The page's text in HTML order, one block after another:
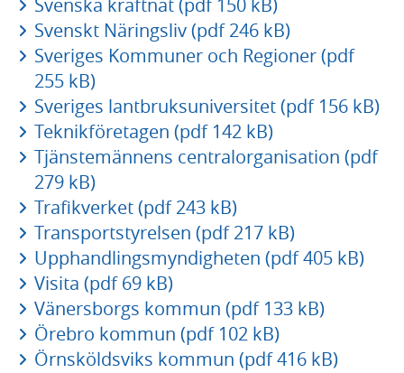
Svenska kraftnät (pdf 150 kB)
Svenskt Näringsliv (pdf 246 kB)
Sveriges Kommuner och Regioner (pdf
255 kB)
Sveriges lantbruksuniversitet (pdf 156 kB)
Teknikföretagen (pdf 142 kB)
Tjänstemännens centralorganisation (pdf
279 kB)
Trafikverket (pdf 243 kB)
Transportstyrelsen (pdf 217 kB)
Upphandlingsmyndigheten (pdf 405 kB)
Visita (pdf 69 kB)
Vänersborgs kommun (pdf 133 kB)
Örebro kommun (pdf 102 kB)
Örnsköldsviks kommun (pdf 416 kB)